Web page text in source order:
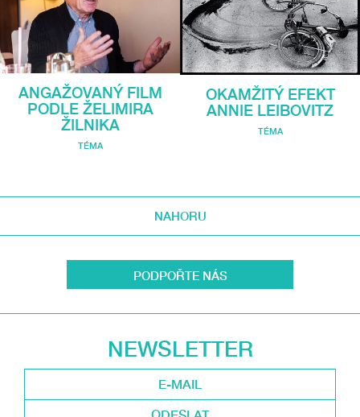
ANGAŽOVANÝ FILM
PODLE ŽELIMIRA
ŽILNIKA
TÉMA
OKAMŽITÝ EFEKT
ANNIE LEIBOVITZ
TÉMA
NAHORU
PODPOŘTE NÁS
NEWSLETTER